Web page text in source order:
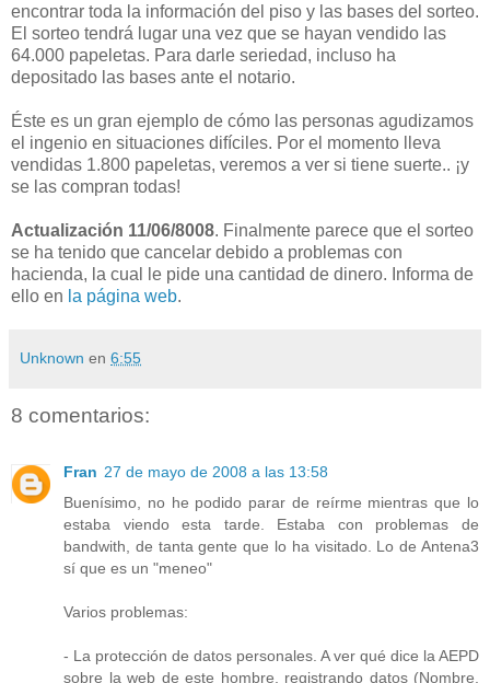
encontrar toda la información del piso y las bases del sorteo.
El sorteo tendrá lugar una vez que se hayan vendido las
64.000 papeletas. Para darle seriedad, incluso ha
depositado las bases ante el notario.
Éste es un gran ejemplo de cómo las personas agudizamos
el ingenio en situaciones difíciles. Por el momento lleva
vendidas 1.800 papeletas, veremos a ver si tiene suerte.. ¡y
se las compran todas!
Actualización 11/06/8008. Finalmente parece que el sorteo
se ha tenido que cancelar debido a problemas con
hacienda, la cual le pide una cantidad de dinero. Informa de
ello en la página web.
Unknown en 6:55
8 comentarios:
Fran 27 de mayo de 2008 a las 13:58
Buenísimo, no he podido parar de reírme mientras que lo
estaba viendo esta tarde. Estaba con problemas de
bandwith, de tanta gente que lo ha visitado. Lo de Antena3
sí que es un "meneo"
Varios problemas:
- La protección de datos personales. A ver qué dice la AEPD
sobre la web de este hombre, registrando datos (Nombre,